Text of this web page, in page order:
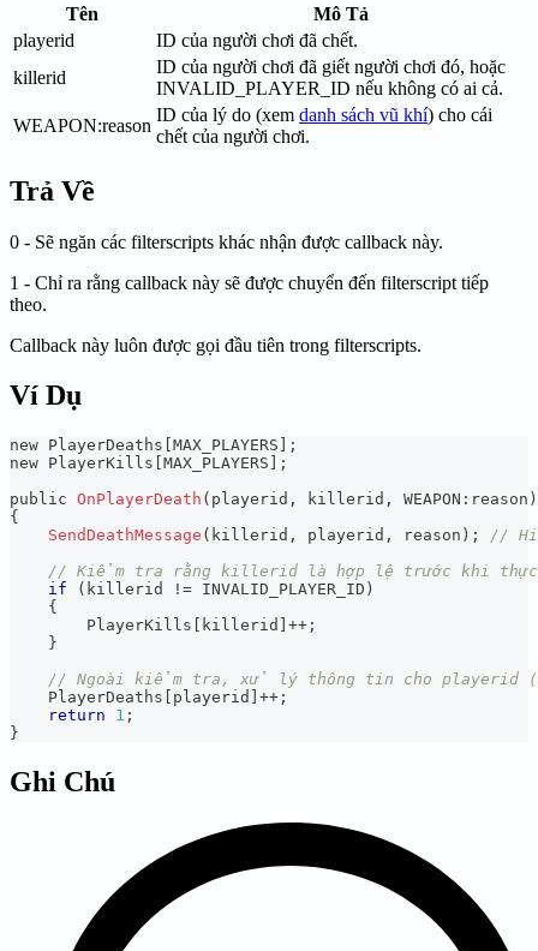
Tên
Mô Tả
playerid
ID của người chơi đã chết.
killerid
ID của người chơi đã giết người chơi đó, hoặc
INVALID_PLAYER_ID nếu không có ai cả.
WEAPON:reason
ID của lý do (xem danh sách vũ khí) cho cái
chết của người chơi.
Trả Về
0 - Sẽ ngăn các filterscripts khác nhận được callback này.
1 - Chỉ ra rằng callback này sẽ được chuyển đến filterscript tiếp
theo.
Callback này luôn được gọi đầu tiên trong filterscripts.
Ví Dụ
new PlayerDeaths MAX_PLAYERS
;
new PlayerKills MAX_PLAYERS
;
public OnPlayerDeath ( playerid , killerid , WEAPON : reason )
{
SendDeathMessage ( killerid , playerid , reason ) ;
//
// Kiểm tra rằng killerid là hợp lệ trước khi thực
if
( killerid != INVALID_PLAYER_ID )
{
        PlayerKills
killerid ++ ;
}
// Ngoài kiểm tra, xử lý thông tin cho playerid
    PlayerDeaths
playerid ++ ;
return
1 ;
}
Ghi Chú